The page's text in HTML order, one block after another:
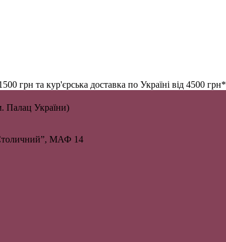
грн та кур'єрська доставка по Україні від 4500 грн*
Палац України)
МАФ 14